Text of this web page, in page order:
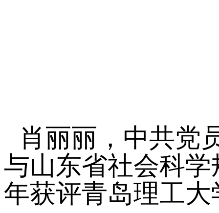
肖丽丽，中共党
与山东省社会科
年获评青岛理工